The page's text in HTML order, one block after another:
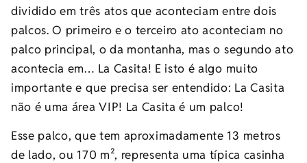
dividido em três atos que aconteciam entre dois
palcos. O primeiro e o terceiro ato aconteciam no
palco principal, o da montanha, mas o segundo ato
acontecia em… La Casita! E isto é algo muito
importante e que precisa ser entendido: La Casita
não é uma área VIP! La Casita é um palco!
Esse palco, que tem aproximadamente 13 metros
de lado, ou 170 m², representa uma típica casinha